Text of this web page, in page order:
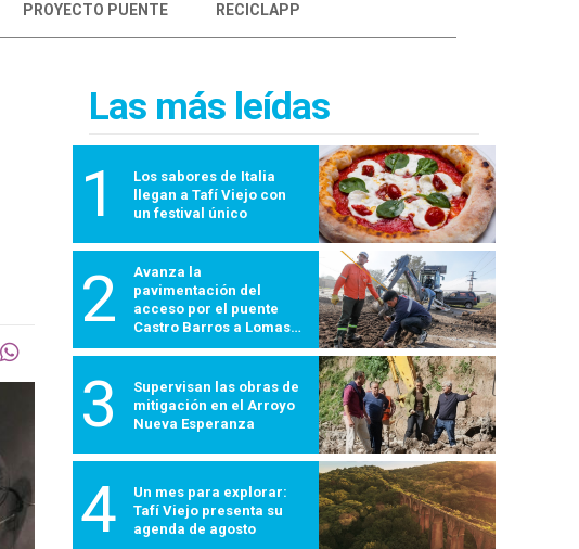
PROYECTO PUENTE RECICLAPP
Las más leídas
1
Los sabores de Italia
llegan a Tafí Viejo con
un festival único
2
Avanza la
pavimentación del
acceso por el puente
Castro Barros a Lomas
600
3
Supervisan las obras de
mitigación en el Arroyo
Nueva Esperanza
4
Un mes para explorar:
Tafí Viejo presenta su
agenda de agosto